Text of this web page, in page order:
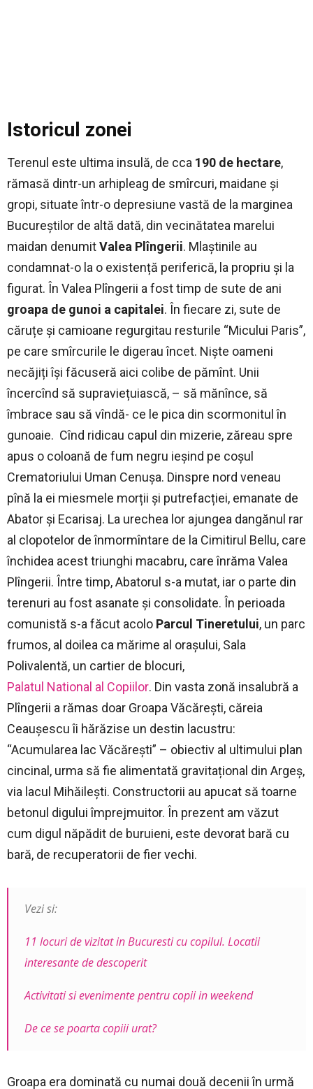
Istoricul zonei
Terenul este ultima insulă, de cca 190 de hectare,
rămasă dintr-un arhipleag de smîrcuri, maidane și
gropi, situate într-o depresiune vastă de la marginea
Bucureștilor de altă dată, din vecinătatea marelui
maidan denumitValea Plîngerii. Mlaștinile au
condamnat-o la o existență periferică, la propriu și la
figurat. În Valea Plîngerii a fost timp de sute de ani
groapa de gunoi a capitalei. În fiecare zi, sute de
căruțe și camioane regurgitau resturile “Micului Paris”,
pe care smîrcurile le digerau încet. Niște oameni
necăjiți își făcuseră aici colibe de pămînt. Unii
încercînd să supraviețuiască, – să mănînce, să
îmbrace sau să vîndă- ce le pica din scormonitul în
gunoaie. Cînd ridicau capul din mizerie, zăreau spre
apus o coloană de fum negru ieșind pe coșul
Crematoriului Uman Cenușa. Dinspre nord veneau
pînă la ei miesmele morții și putrefacției, emanate de
Abator și Ecarisaj. La urechea lor ajungea dangănul rar
al clopotelor de înmormîntare de la Cimitirul Bellu, care
închidea acest triunghi macabru, care înrăma Valea
Plîngerii. Între timp, Abatorul s-a mutat, iar o parte din
terenuri au fost asanate și consolidate. În perioada
comunistă s-a făcut acolo Parcul Tineretului, un parc
frumos, al doilea ca mărime al orașului, Sala
Polivalentă, un cartier de blocuri,
Palatul National al Copiilor. Din vasta zonă insalubră a
Plîngerii a rămas doar Groapa Văcărești, căreia
Ceaușescu îi hărăzise un destin lacustru:
“Acumularea lac Văcărești” – obiectiv al ultimului plan
cincinal, urma să fie alimentată gravitațional din Argeș,
via lacul Mihăilești. Constructorii au apucat să toarne
betonul digului împrejmuitor. În prezent am văzut
cum digul năpădit de buruieni, este devorat bară cu
bară, de recuperatorii de fier vechi.
Vezi si:
11 locuri de vizitat in Bucuresti cu copilul. Locatii
interesante de descoperit
Activitati si evenimente pentru copii in weekend
De ce se poarta copiii urat?
Groapa era dominată cu numai două decenii în urmă